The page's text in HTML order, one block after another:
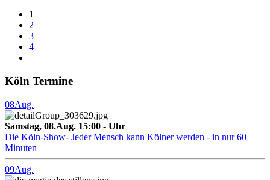
1
2
3
4
Köln Termine
08Aug.
Samstag, 08.Aug. 15:00 - Uhr
Die Köln-Show- Jeder Mensch kann Kölner werden - in nur 60
Minuten
09Aug.